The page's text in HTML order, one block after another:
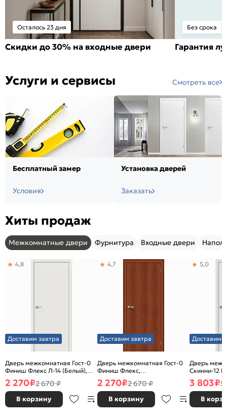
Осталось 23 дня
Скидки до 30% на входные двери
Без срока
Гарантия
Услуги и сервисы Смотреть все
Бесплатный замер
Условия
Установка дверей
Заказать
Хиты продаж
Межкомнатные двери Фурнитура Входные двери
Доставим завтра
Дверь межкомнатная Гост-0
Финиш Флекс Л-14 (Белый),
глухая, каркасно-щитовая
4,8
2 270₽2 670 ₽
В корзину
Доставим завтра
Дверь межкомнатная Гост-0
Финиш Флекс,
Ламинированные Л-11
(ИталОрех), глухая, каркасно-
щитовая
4,7
2 270₽2 670 ₽
В корзину
Доставим
Дверь
Скинни-12
глухая,
5,0
3 803₽5
В